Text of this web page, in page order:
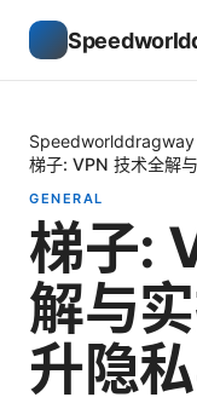
Speedworlddragway
梯子: VPN 技术全解
GENERAL
梯子:
解与
升隐